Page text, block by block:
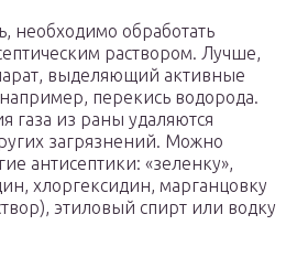
необходимо обработать
раствором. Лучше,
выделяющий активные
перекись водорода.
газа из раны удаляются
загрязнений. Можно
антисептики: «зеленку»,
хлоргексидин, марганцовку
этиловый спирт или водку